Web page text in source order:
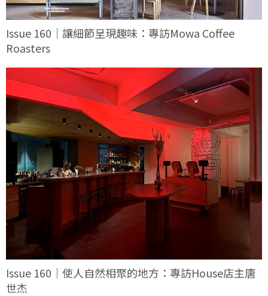
Issue 160｜讓細節呈現趣味：專訪Mowa Coffee
Roasters
Issue 160｜使人自然相聚的地方：專訪House店主唐
世杰